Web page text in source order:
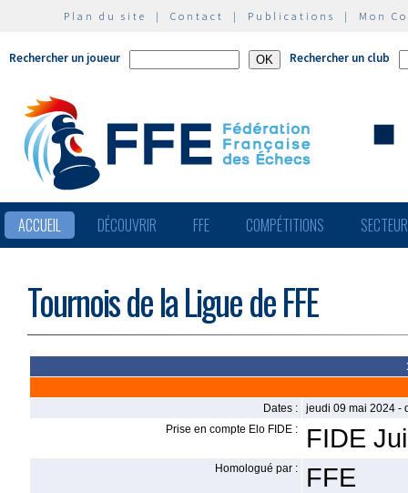
Plan du site | Contact | Publications | Mon
Rechercher un joueur Rechercher un club
ACCUEIL DÉCOUVRIR FFE COMPÉTITIONS
Tournois de la Ligue de FFE
Dates :
jeudi 09 mai 2024 -
Prise en compte Elo FIDE :
FIDE
Homologué par : FFE